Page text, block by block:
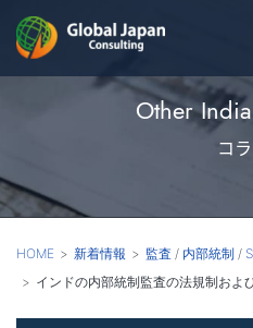
Other
コ
HOME 新着情報 監査 / 内部統制 /
インドの内部統制監査の法規制およ